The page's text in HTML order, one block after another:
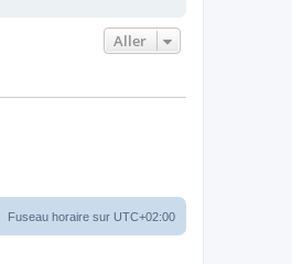
Aller
Fuseau horaire sur UTC+02:00